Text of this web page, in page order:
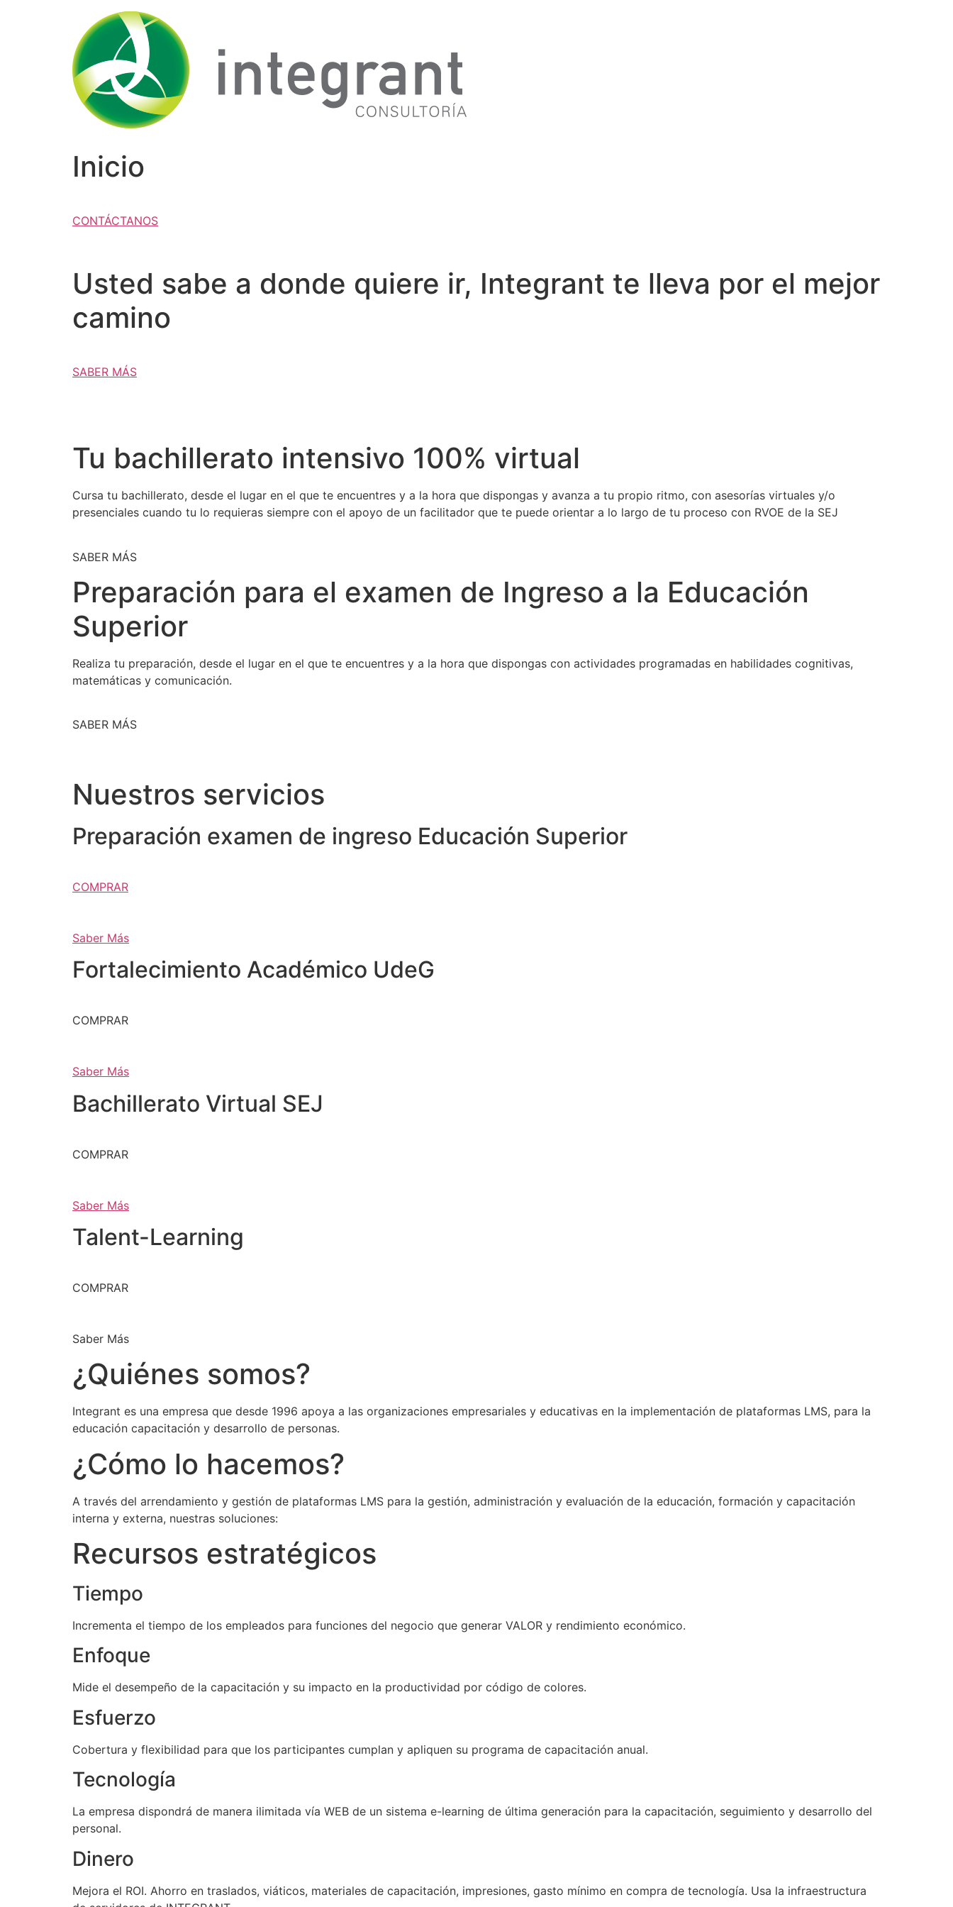
Inicio
CONTÁCTANOS
Usted sabe a donde quiere ir, Integrant te lleva por el mejor
camino
SABER MÁS
Tu bachillerato intensivo 100% virtual
Cursa tu bachillerato, desde el lugar en el que te encuentres y a la hora que dispongas y avanza a tu propio ritmo, con asesorías virtuales y/o
presenciales cuando tu lo requieras siempre con el apoyo de un facilitador que te puede orientar a lo largo de tu proceso con RVOE de la SEJ
SABER MÁS
Preparación para el examen de Ingreso a la Educación
Superior
Realiza tu preparación, desde el lugar en el que te encuentres y a la hora que dispongas con actividades programadas en habilidades cognitivas,
matemáticas y comunicación.
SABER MÁS
Nuestros servicios
Preparación examen de ingreso Educación Superior
COMPRAR
Saber Más
Fortalecimiento Académico UdeG
COMPRAR
Saber Más
Bachillerato Virtual SEJ
COMPRAR
Saber Más
Talent-Learning
COMPRAR
Saber Más
¿Quiénes somos?
Integrant es una empresa que desde 1996 apoya a las organizaciones empresariales y educativas en la implementación de plataformas LMS, para la
educación capacitación y desarrollo de personas.
¿Cómo lo hacemos?
A través del arrendamiento y gestión de plataformas LMS para la gestión, administración y evaluación de la educación, formación y capacitación
interna y externa, nuestras soluciones:
Recursos estratégicos
Tiempo
Incrementa el tiempo de los empleados para funciones del negocio que generar VALOR y rendimiento económico.
Enfoque
Mide el desempeño de la capacitación y su impacto en la productividad por código de colores.
Esfuerzo
Cobertura y flexibilidad para que los participantes cumplan y apliquen su programa de capacitación anual.
Tecnología
La empresa dispondrá de manera ilimitada vía WEB de un sistema e-learning de última generación para la capacitación, seguimiento y desarrollo del
personal.
Dinero
Mejora el ROI. Ahorro en traslados, viáticos, materiales de capacitación, impresiones, gasto mínimo en compra de tecnología. Usa la infraestructura